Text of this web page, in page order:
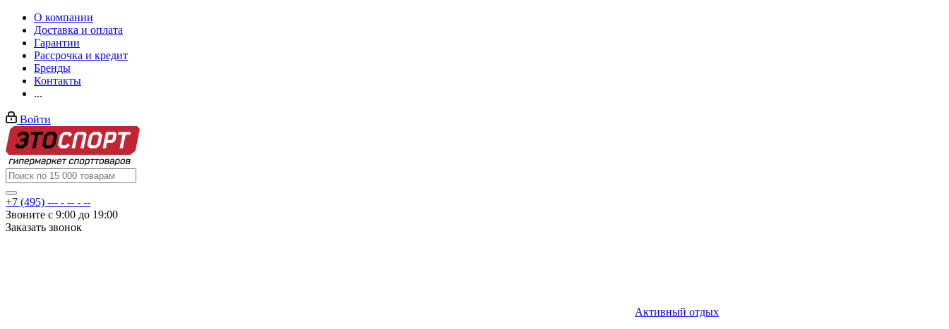
О компании
Доставка и оплата
Гарантии
Рассрочка и кредит
Бренды
Контакты
...
Войти
+7 (495) --- - -- - --
Звоните с 9:00 до 19:00
Заказать звонок
Активный отдых